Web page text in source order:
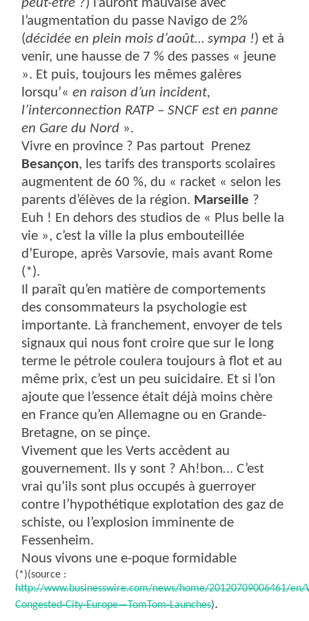
l’augmentation du passe Navigo de 2%
(décidée en plein mois d’août… sympa !) et à
venir, une hausse de 7 % des passes « jeune
». Et puis, toujours les mêmes galères
lorsqu’«en raison d’un incident,
l’interconnection RATP – SNCF est en panne
en Gare du Nord ».
Vivre en province ? Pas partout Prenez
Besançon, les tarifs des transports scolaires
augmentent de 60 %, du « racket « selon les
parents d’élèves de la région. Marseille ?
Euh ! En dehors des studios de « Plus belle la
vie », c’est la ville la plus embouteillée
d’Europe, après Varsovie, mais avant Rome
(*).
Il paraît qu’en matière de comportements
des consommateurs la psychologie est
importante. Là franchement, envoyer de tels
signaux qui nous font croire que sur le long
terme le pétrole coulera toujours à flot et au
même prix, c’est un peu suicidaire. Et si l’on
ajoute que l’essence était déjà moins chère
en France qu’en Allemagne ou en Grande-
Bretagne, on se pinçe.
Vivement que les Verts accèdent au
gouvernement. Ils y sont ? Ah!bon… C’est
vrai qu’ils sont plus occupés à guerroyer
contre l’hypothétique explotation des gaz de
schiste, ou l’explosion imminente de
Fessenheim.
Nous vivons une e-poque formidable
(*)(source :
http://www.businesswire.com/news/home/20120709006461/en/
Congested-City-Europe—TomTom-Launches).